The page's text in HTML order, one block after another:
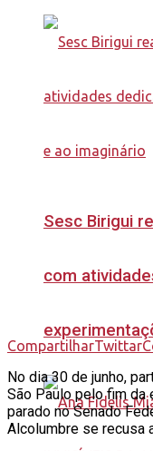
Sesc Birigui
com
CompartilharTwittar
No dia 30 de junho,
São Paulo pelo fim da
parado no Senado
Alcolumbre se recusa